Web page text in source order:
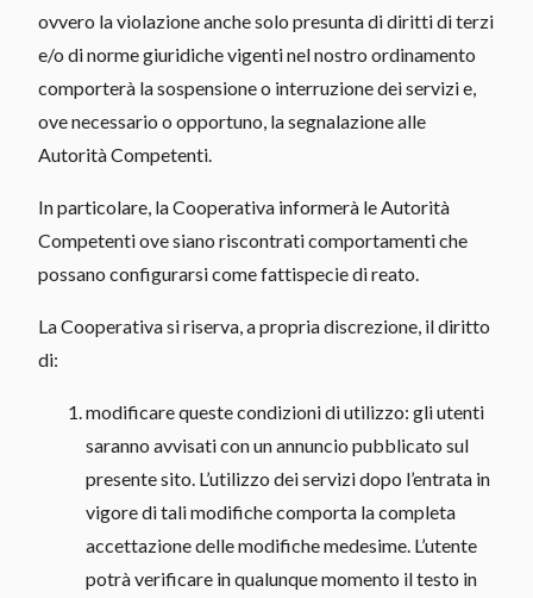
ovvero la violazione anche solo presunta di diritti di terzi
e/o di norme giuridiche vigenti nel nostro ordinamento
comporterà la sospensione o interruzione dei servizi e,
ove necessario o opportuno, la segnalazione alle
Autorità Competenti.
In particolare, la Cooperativa informerà le Autorità
Competenti ove siano riscontrati comportamenti che
possano configurarsi come fattispecie di reato.
La Cooperativa si riserva, a propria discrezione, il diritto
di:
modificare queste condizioni di utilizzo: gli utenti
saranno avvisati con un annuncio pubblicato sul
presente sito. L’utilizzo dei servizi dopo l’entrata in
vigore di tali modifiche comporta la completa
accettazione delle modifiche medesime. L’utente
potrà verificare in qualunque momento il testo in